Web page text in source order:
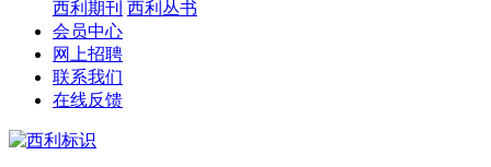
西利期刊 西利丛书
会员中心
网上招聘
联系我们
在线反馈